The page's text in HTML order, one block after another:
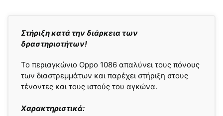
Στήριξη κατά την διάρκεια των
δραστηριοτήτων!
Το περιαγκώνιο Oppo 1086 απαλύνει τους πόνους
των διαστρεμμάτων και παρέχει στήριξη στους
τένοντες και τους ιστούς του αγκώνα.
Χαρακτηριστικά: